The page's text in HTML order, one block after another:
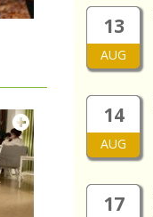
13
AUG
14
AUG
17